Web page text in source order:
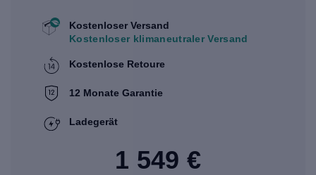
Kostenloser Versand
Kostenloser klimaneutraler Versand
Kostenlose Retoure
12 Monate Garantie
Ladegerät
1 549 €